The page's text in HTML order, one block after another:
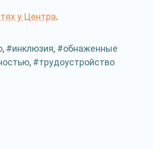
у Центра.
, инклюзия,
обнаженные
,
трудоустройство